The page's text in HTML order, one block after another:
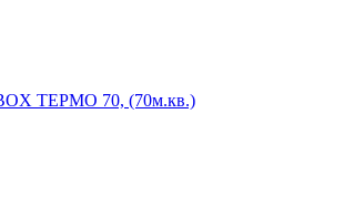
ТЕРМО 70, (70м.кв.)